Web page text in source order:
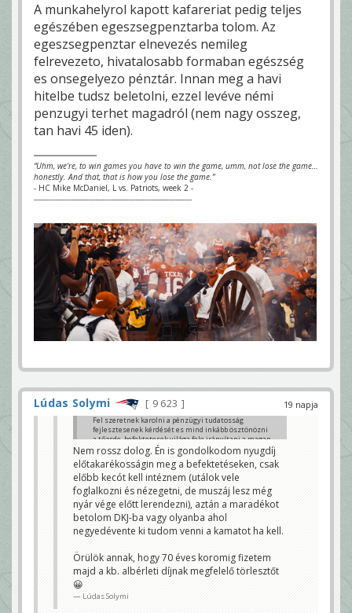
A munkahelyrol kapott kafareriat pedig teljes
egészében egeszsegpenztarba tolom. Az
egeszsegpenztar elnevezés nemileg
felrevezeto, hivatalosabb formaban egészség
es onsegelyezo pénztár. Innan meg a havi
hitelbe tudsz beletolni, ezzel levéve némi
penzugyi terhet magadról (nem nagy osszeg,
tan havi 45 iden).
“Uhm, we’re, to win games you have to win the game, umm, not lose the game…
honestly. And that, that is how you lose the game.”
- HC Mike McDaniel, L vs. Patriots, week 2 -
-------------------------------------------------------------------
19 napja
Lúdas Solymi 9 623
Fel szeretnek karolni a pénzügyi tudatosság
fejlesztesenek kérdését es mind inkább ösztönözni
a tőzsde, befektetesek világa fele irányítani a magan
embereket is. Ra is fér tarsadalmunkra, a párna
huzatban vagy szekrény fiókban a konyhai
torlokendo alá rejtve meg mindig torony magasan
vezet amit takarekoskodas alatt gondolnak.
www.portfolio.hu/befektetes/20260717/megszolalt-
a-penzugyminiszter-es-a-jegybankelnok-nagy-
valtozast-akarnak-a-magyarok-megtakaritasainal-
850080
Nem rossz dolog. Én is gondolkodom nyugdíj
előtakarékosságin meg a befektetéseken, csak
előbb kecót kell intéznem (utálok vele
foglalkozni és nézegetni, de muszáj lesz még
nyár vége előtt lerendezni), aztán a maradékot
betolom DKJ-ba vagy olyanba ahol
negyedévente ki tudom venni a kamatot ha kell.
Örülök annak, hogy 70 éves koromig fizetem
majd a kb. albérleti díjnak megfelelő törlesztőt
😀
Lúdas Solymi